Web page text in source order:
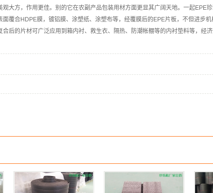
大方，作用更佳。别的它在农副产品包装用材方面更显其广阔天地。一起EPE
面覆合HDPE膜，镀铝膜、涂塑纸、涂塑布等，经覆膜后的EPE片板，不但进步
后的片材可广泛应用到箱内衬、救生衣、隔热、防潮帐棚等的内衬垫料等，经济